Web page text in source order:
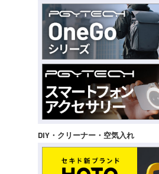
DIY・クリーナー・空気入れ